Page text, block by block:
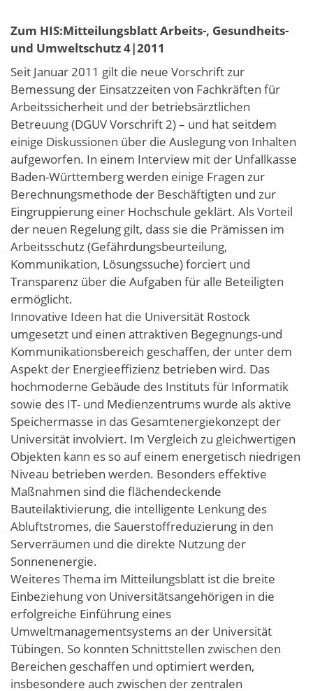
Zum HIS:Mitteilungsblatt Arbeits-, Gesundheits-
und Umweltschutz 4|2011
Seit Januar 2011 gilt die neue Vorschrift zur
Bemessung der Einsatzzeiten von Fachkräften für
Arbeitssicherheit und der betriebsärztlichen
Betreuung (DGUV Vorschrift 2) – und hat seitdem
einige Diskussionen über die Auslegung von Inhalten
aufgeworfen. In einem Interview mit der Unfallkasse
Baden-Württemberg werden einige Fragen zur
Berechnungsmethode der Beschäftigten und zur
Eingruppierung einer Hochschule geklärt. Als Vorteil
der neuen Regelung gilt, dass sie die Prämissen im
Arbeitsschutz (Gefährdungsbeurteilung,
Kommunikation, Lösungssuche) forciert und
Transparenz über die Aufgaben für alle Beteiligten
ermöglicht.
Innovative Ideen hat die Universität Rostock
umgesetzt und einen attraktiven Begegnungs-und
Kommunikationsbereich geschaffen, der unter dem
Aspekt der Energieeffizienz betrieben wird. Das
hochmoderne Gebäude des Instituts für Informatik
sowie des IT- und Medienzentrums wurde als aktive
Speichermasse in das Gesamtenergiekonzept der
Universität involviert. Im Vergleich zu gleichwertigen
Objekten kann es so auf einem energetisch niedrigen
Niveau betrieben werden. Besonders effektive
Maßnahmen sind die flächendeckende
Bauteilaktivierung, die intelligente Lenkung des
Abluftstromes, die Sauerstoffreduzierung in den
Serverräumen und die direkte Nutzung der
Sonnenenergie.
Weiteres Thema im Mitteilungsblatt ist die breite
Einbeziehung von Universitätsangehörigen in die
erfolgreiche Einführung eines
Umweltmanagementsystems an der Universität
Tübingen. So konnten Schnittstellen zwischen den
Bereichen geschaffen und optimiert werden,
insbesondere auch zwischen der zentralen